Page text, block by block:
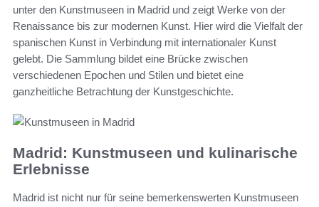
unter den Kunstmuseen in Madrid und zeigt Werke von der
Renaissance bis zur modernen Kunst. Hier wird die Vielfalt der
spanischen Kunst in Verbindung mit internationaler Kunst
gelebt. Die Sammlung bildet eine Brücke zwischen
verschiedenen Epochen und Stilen und bietet eine
ganzheitliche Betrachtung der Kunstgeschichte.
Madrid: Kunstmuseen und kulinarische
Erlebnisse
Madrid ist nicht nur für seine bemerkenswerten Kunstmuseen